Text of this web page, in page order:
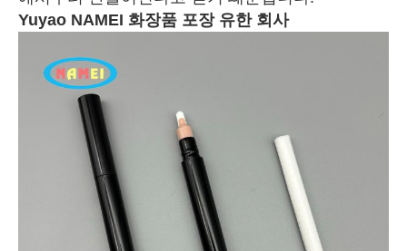
Yuyao NAMEI 화장품 포장 유한 회사